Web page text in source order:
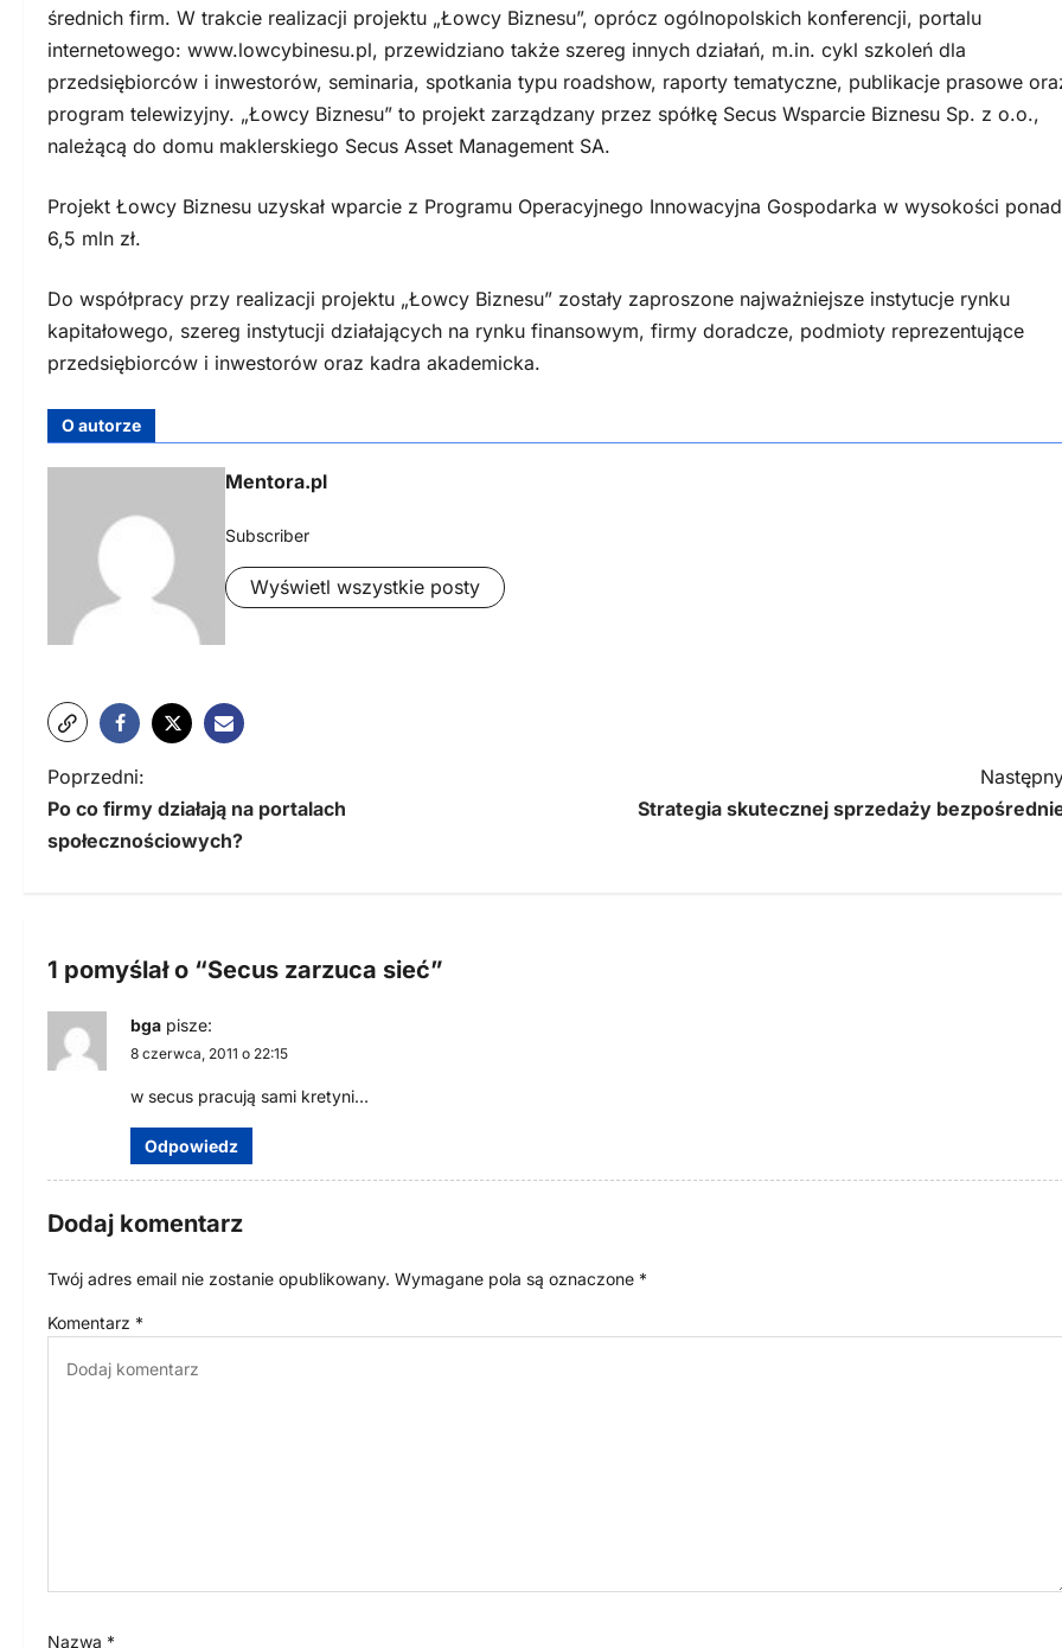
średnich firm. W trakcie realizacji projektu „Łowcy Biznesu”, oprócz ogólnopolskich konferencji, portalu
internetowego: www.lowcybinesu.pl, przewidziano także szereg innych działań, m.in. cykl szkoleń dla
przedsiębiorców i inwestorów, seminaria, spotkania typu roadshow, raporty tematyczne, publikacje prasowe
program telewizyjny. „Łowcy Biznesu” to projekt zarządzany przez spółkę Secus Wsparcie Biznesu Sp. z o.o.,
należącą do domu maklerskiego Secus Asset Management SA.
Projekt Łowcy Biznesu uzyskał wparcie z Programu Operacyjnego Innowacyjna Gospodarka w wysokości ponad
6,5 mln zł.
Do współpracy przy realizacji projektu „Łowcy Biznesu” zostały zaproszone najważniejsze instytucje rynku
kapitałowego, szereg instytucji działających na rynku finansowym, firmy doradcze, podmioty reprezentujące
przedsiębiorców i inwestorów oraz kadra akademicka.
O autorze
Mentora.pl
Subscriber
Wyświetl wszystkie posty
N
a
g
j
p
s
u
Poprzedni:
Po co firmy działają na portalach
społecznościowych?
Strategia skutecznej sprzedaży
1 pomyślał o “Secus zarzuca sieć”
bga pisze:
8 czerwca, 2011 o 22:15
w secus pracują sami kretyni…
Odpowiedz
Dodaj komentarz
Twój adres email nie zostanie opublikowany. Wymagane pola są oznaczone *
Komentarz *
Nazwa *